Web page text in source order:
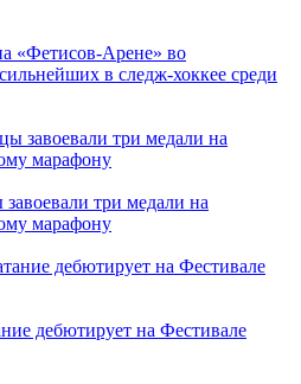
«Фетисов-Арене» во
в следж-хоккее среди
три медали на
марафону
дебютирует на Фестивале